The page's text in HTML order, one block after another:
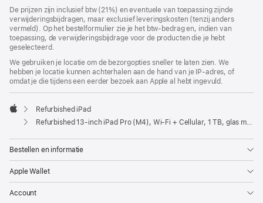
De prijzen zijn inclusief btw (21%) en eventuele van toepassing zijnde
verwijderingsbijdragen, maar exclusief leveringskosten (tenzij anders
vermeld). Op het bestelformulier zie je het btw-bedrag en, indien van
toepassing, de verwijderingsbijdrage voor de producten die je hebt
geselecteerd.
We gebruiken je locatie om de bezorgopties sneller te laten zien. We
hebben je locatie kunnen achterhalen aan de hand van je IP-adres, of
omdat je die tijdens een eerder bezoek aan Apple al hebt ingevuld.
Apple
Refurbished iPad
Refurbished 13‑inch iPad Pro (M4), Wi-Fi + Cellular, 1 TB, glas met nanotextuur, Spacezwart
Bestellen en informatie
Apple Wallet
Account